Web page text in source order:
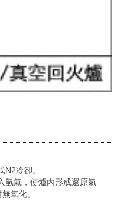
N2冷卻。
氫氣，使爐內形成還原氣
氧化。